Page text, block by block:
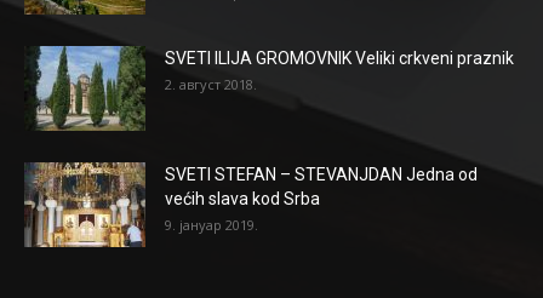
SVETI ILIJA GROMOVNIK Veliki crkveni praznik
2. август 2018.
SVETI STEFAN – STEVANJDAN Jedna od
većih slava kod Srba
9. јануар 2019.